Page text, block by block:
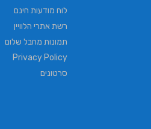
לוח מודעות חינם
רשת אתרי הלוויין
תמונות מחבל שלום
Privacy Policy
סרטונים